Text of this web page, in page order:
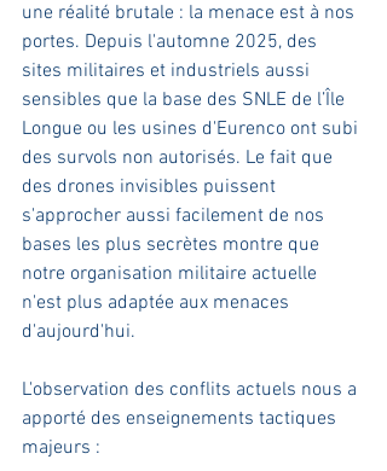
une réalité brutale : la menace est à nos
portes. Depuis l'automne 2025, des
sites militaires et industriels aussi
sensibles que la base des SNLE de l’Île
Longue ou les usines d'Eurenco ont subi
des survols non autorisés. Le fait que
des drones invisibles puissent
s'approcher aussi facilement de nos
bases les plus secrètes montre que
notre organisation militaire actuelle
n'est plus adaptée aux menaces
d'aujourd'hui.
L'observation des conflits actuels nous a
apporté des enseignements tactiques
majeurs :